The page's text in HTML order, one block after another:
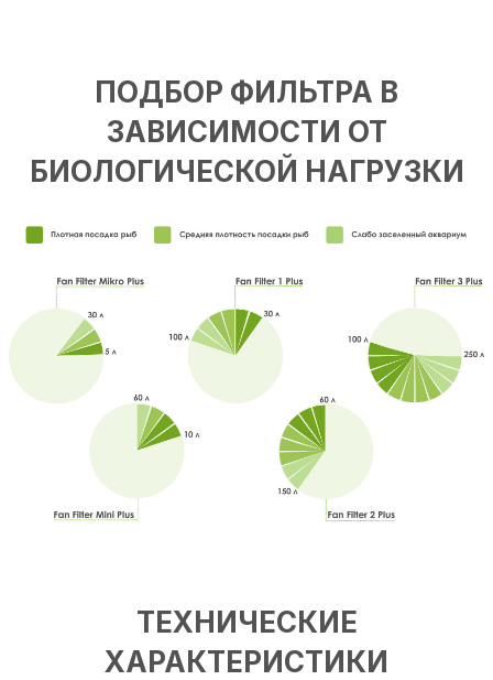
ПОДБОР ФИЛЬТРА В
ЗАВИСИМОСТИ ОТ
БИОЛОГИЧЕСКОЙ НАГРУЗКИ
ТЕХНИЧЕСКИЕ
ХАРАКТЕРИСТИКИ